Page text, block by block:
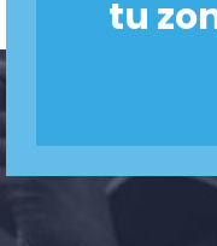
Take
tu